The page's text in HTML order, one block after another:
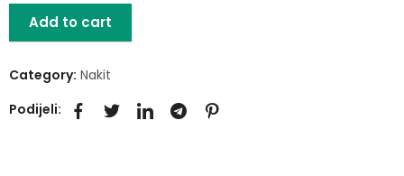
Add to cart
Category: Nakit
Podijeli: